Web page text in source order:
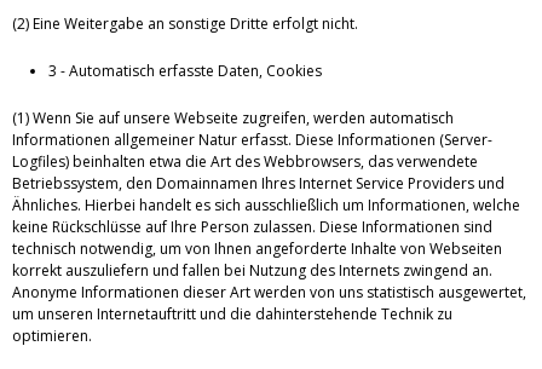
(2) Eine Weitergabe an sonstige Dritte erfolgt nicht.
3 - Automatisch erfasste Daten, Cookies
(1) Wenn Sie auf unsere Webseite zugreifen, werden automatisch
Informationen allgemeiner Natur erfasst. Diese Informationen (Server-
Logfiles) beinhalten etwa die Art des Webbrowsers, das verwendete
Betriebssystem, den Domainnamen Ihres Internet Service Providers und
Ähnliches. Hierbei handelt es sich ausschließlich um Informationen, welche
keine Rückschlüsse auf Ihre Person zulassen. Diese Informationen sind
technisch notwendig, um von Ihnen angeforderte Inhalte von Webseiten
korrekt auszuliefern und fallen bei Nutzung des Internets zwingend an.
Anonyme Informationen dieser Art werden von uns statistisch ausgewertet,
um unseren Internetauftritt und die dahinterstehende Technik zu
optimieren.